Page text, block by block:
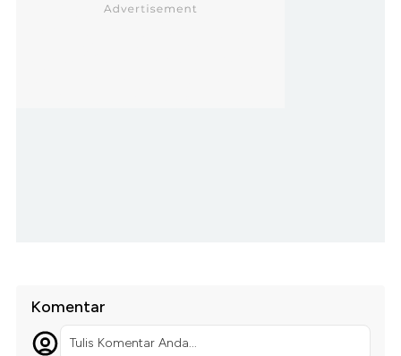
Komentar
Tulis Komentar Anda...